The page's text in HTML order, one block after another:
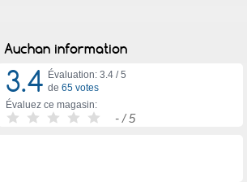
Auchan information
3.4 Évaluation: 3.4 /5
de 65 votes
Évaluez ce magasin:
- / 5